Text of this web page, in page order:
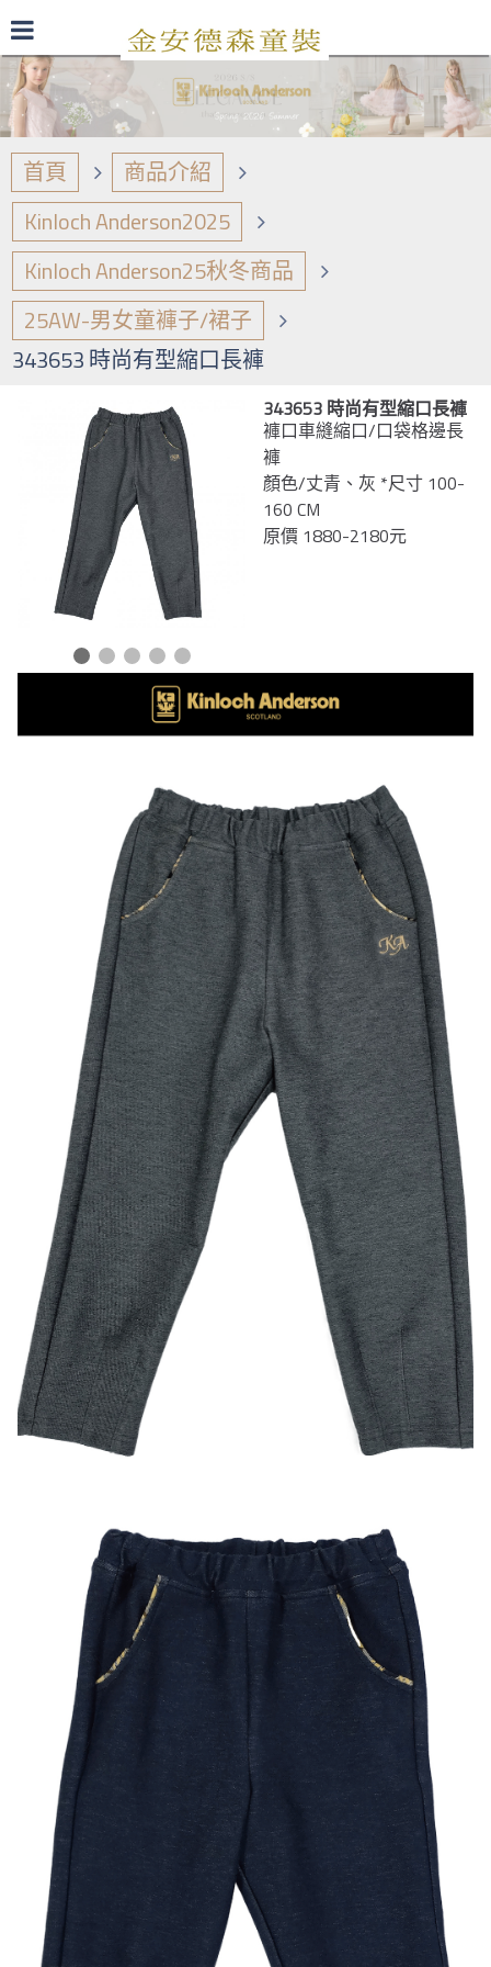
最新型錄 品牌日誌 商品介紹
首頁
商品介紹
Kinloch Anderson2025
Kinloch Anderson25秋冬商品
25AW-男女童褲子/裙子
343653 時尚有型縮口長褲
343653 時尚有型縮口長褲
褲口車縫縮口/口袋格邊長
褲
顏色/丈青、灰 *尺寸 100-
160 CM
原價 1880-2180元